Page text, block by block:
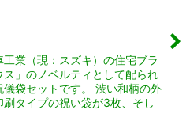
業（現：スズキ）の住宅ブラ
ス」のノベルティとして配られ
儀袋セットです。 渋い和柄の外
タイプの祝い袋が3枚、そし